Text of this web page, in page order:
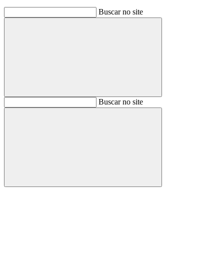
Buscar no site
BuscarBuscar no site
Buscar